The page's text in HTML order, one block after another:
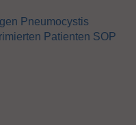
Pneumocystis
Patienten SOP